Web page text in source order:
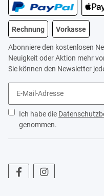
Rechnung Vorkasse
Abonniere den kostenlosen
Neuigkeit oder Aktion mehr
Sie können den Newsletter
Ich habe die
genommen.